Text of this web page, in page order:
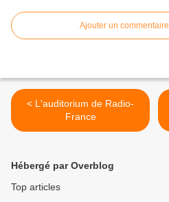
Ajouter un commentaire
< L'auditorium de Radio-
France
Hébergé par Overblog
Top articles